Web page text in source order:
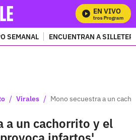
EN VIVO
SEMANAL ENCUENTRAN A
/ Virales / Mono secuestra a un
a un cachorrito y el